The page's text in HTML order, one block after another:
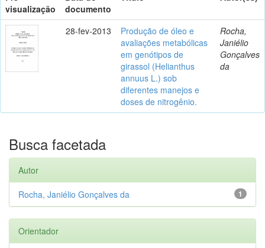
visualização
documento
28-fev-2013
Produção de óleo e
avaliações metabólicas
em genótipos de
girassol (Helianthus
annuus L.) sob
diferentes manejos e
doses de nitrogênio.
Rocha,
Janiélio
Gonçalves
da
Busca facetada
Autor
1
Rocha, Janiélio Gonçalves da
Orientador